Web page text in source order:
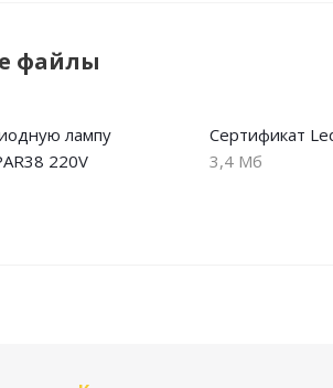
файлы
лампу
220V
Сертификат
3,4 Мб